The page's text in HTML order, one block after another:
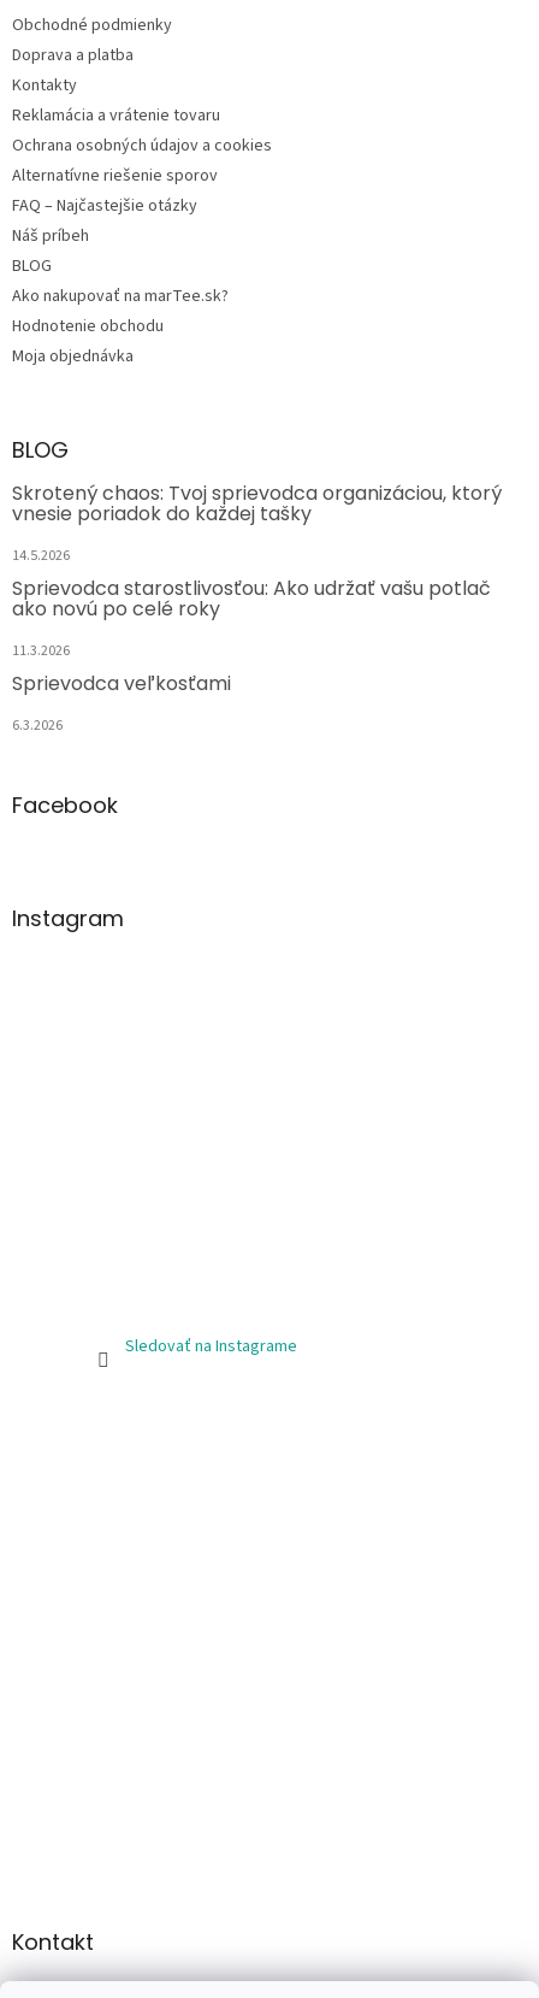
e
Obchodné podmienky
Doprava a platba
Kontakty
Reklamácia a vrátenie tovaru
Ochrana osobných údajov a cookies
Alternatívne riešenie sporov
FAQ – Najčastejšie otázky
Náš príbeh
BLOG
Ako nakupovať na marTee.sk?
Hodnotenie obchodu
Moja objednávka
BLOG
Skrotený chaos: Tvoj sprievodca organizáciou, ktorý
vnesie poriadok do každej tašky
14.5.2026
Sprievodca starostlivosťou: Ako udržať vašu potlač
ako novú po celé roky
11.3.2026
Sprievodca veľkosťami
6.3.2026
Facebook
Instagram
Sledovať na Instagrame
Kontakt